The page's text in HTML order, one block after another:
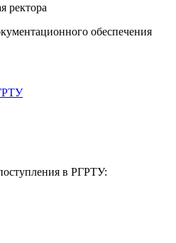
ректора
обеспечения
в РГРТУ: